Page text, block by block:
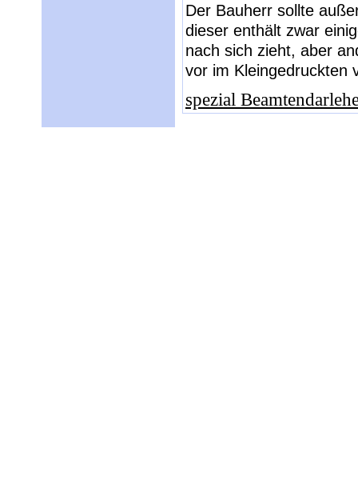
Der Bauherr sollte
dieser enthält zwar
nach sich zieht, aber
vor im Kleingedruckten
spezial